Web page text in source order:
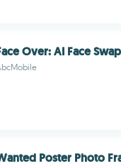
Over: AI Face
Poster Photo